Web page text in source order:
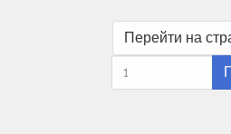
Перейти на